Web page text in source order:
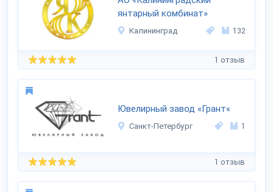
янтарный комбинат»
Калининград 132
1 отзыв
Ювелирный завод «Грант«
Санкт-Петербург 1
1 отзыв